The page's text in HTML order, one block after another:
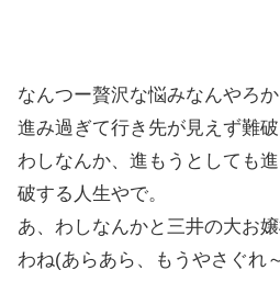
なんつー贅沢な悩みなんやろ
進み過ぎて行き先が見えず難
わしなんか、進もうとしても
破する人生やで。
あ、わしなんかと三井の大お
わね(あらあら、もうやさぐれ